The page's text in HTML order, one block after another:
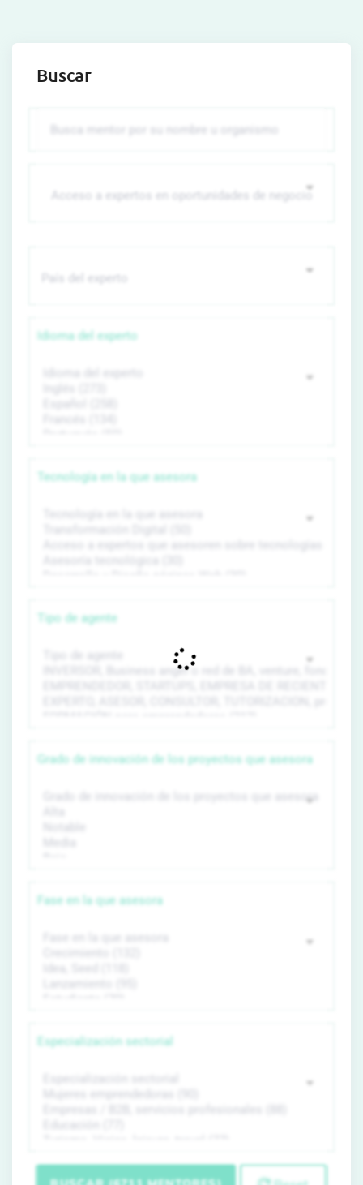
Buscar
Idioma del experto
Tecnología en la que asesora
Tipo de agente
Grado de innovación de los proyectos que asesora
Fase en la que asesora
Especialización sectorial